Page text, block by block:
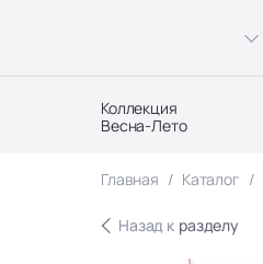
Коллекция
Весна-Лето
Главная Каталог
Назад к разделу